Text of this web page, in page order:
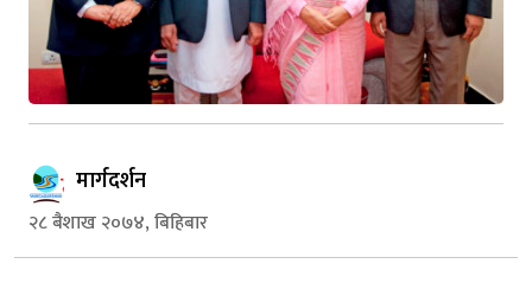
मार्गदर्शन
२८ बैशाख २०७४, बिहिबार